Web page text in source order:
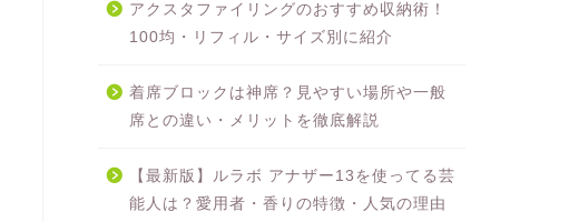
アクスタファイリングのおすすめ収納術！
100均・リフィル・サイズ別に紹介
着席ブロックは神席？見やすい場所や一般
席との違い・メリットを徹底解説
【最新版】ルラボ アナザー13を使ってる芸
能人は？愛用者・香りの特徴・人気の理由